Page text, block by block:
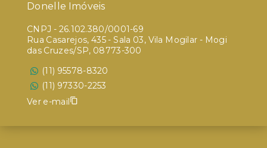
Donelle Imóveis
CNPJ - 26.102.380/0001-69
Rua Casarejos, 435 - Sala 03, Vila Mogilar - Mogi
das Cruzes/SP, 08773-300
(11) 95578-8320
(11) 97330-2253
Ver e-mail